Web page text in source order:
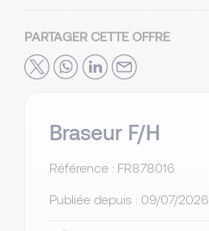
PARTAGER CETTE OFFRE
Braseur F/H
Référence : FR878016
Publiée depuis : 09/07/2026